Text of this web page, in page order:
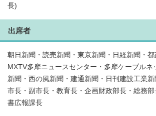
長)
出席者
朝日新聞・読売新聞・東京新聞・日経新聞・都
MXTV多摩ニュースセンター・多摩ケーブルネ
新聞・西の風新聞・建通新聞・日刊建設工業新
市長・副市長・教育長・企画財政部長・総務
書広報課長